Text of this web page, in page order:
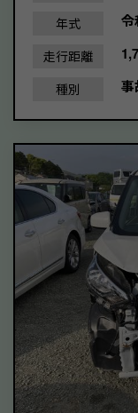
年式 令
走行距離
種別 事